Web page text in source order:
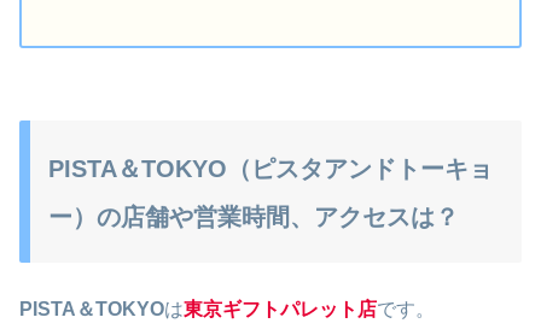
PISTA＆TOKYO（ピスタアンドトーキョ
ー）の店舗や営業時間、アクセスは？
PISTA＆TOKYOは東京ギフトパレット店です。